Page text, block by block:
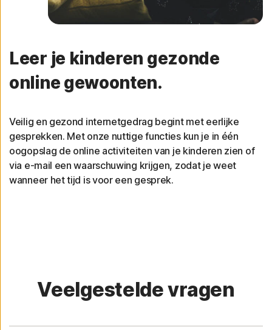
Leer je kinderen gezonde
online gewoonten.
Veilig en gezond internetgedrag begint met eerlijke
gesprekken. Met onze nuttige functies kun je in één
oogopslag de online activiteiten van je kinderen zien of
via e-mail een waarschuwing krijgen, zodat je weet
wanneer het tijd is voor een gesprek.
Veelgestelde vragen